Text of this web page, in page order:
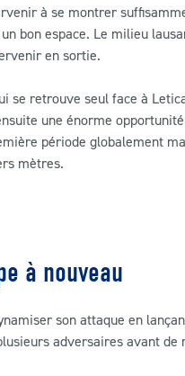
à se montrer
bon espace. Le milieu
en sortie.
se retrouve seul face à
une énorme
période globalement
mètres.
à nouveau
son attaque en
adversaires avant de